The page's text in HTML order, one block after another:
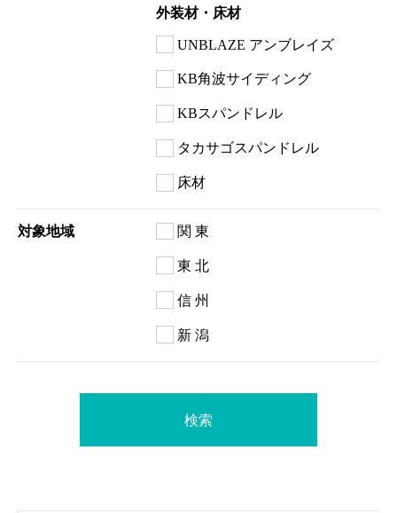
外装材・床材
UNBLAZE アンブレイズ
KB角波サイディング
KBスパンドレル
タカサゴスパンドレル
床材
対象地域 関 東
東 北
信 州
新 潟